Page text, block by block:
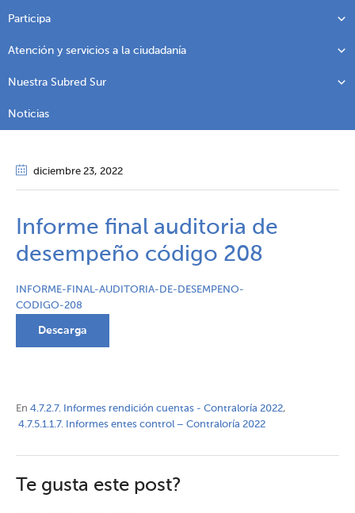
Participa
Atención y servicios a la ciudadanía
Nuestra Subred Sur
Noticias
diciembre 23, 2022
Informe final auditoria de
desempeño código 208
INFORME-FINAL-AUDITORIA-DE-DESEMPENO-
CODIGO-208
Descarga
En 4.7.2.7. Informes rendición cuentas - Contraloría 2022,
4.7.5.1.1.7. Informes entes control – Contraloría 2022
Te gusta este post?